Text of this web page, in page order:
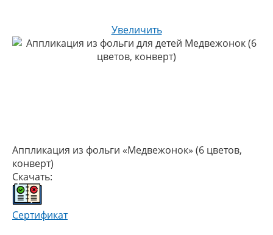
Увеличить
Аппликация из фольги «Медвежонок» (6 цветов,
конверт)
Скачать:
Сертификат